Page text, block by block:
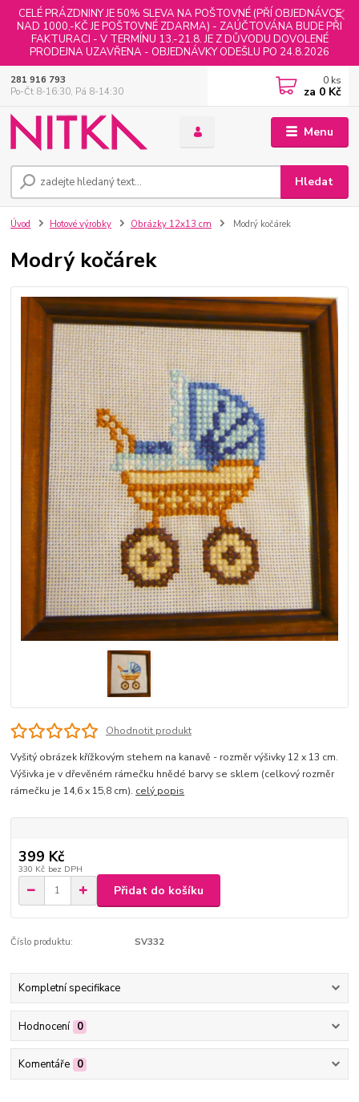
CELÉ PRÁZDNINY JE 50% SLEVA NA POŠTOVNÉ (PŘÍ OBJEDNÁVCE
NAD 1000,-KČ JE POŠTOVNÉ ZDARMA) - ZAÚČTOVÁNA BUDE PŘI
FAKTURACI - V TERMÍNU 13.-21.8. JE Z DŮVODU DOVOLENÉ
PRODEJNA UZAVŘENA - OBJEDNÁVKY ODEŠLU PO 24.8.2026
Menu
Hledat
281 916 793
Po-Čt 8-16:30, Pá 8-14:30
0 ks
za 0 Kč
Úvod Hotové výrobky Obrázky 12x13 cm Modrý kočárek
Modrý kočárek
Ohodnotit produkt
Vyšitý obrázek křížkovým stehem na kanavě - rozměr výšivky 12 x 13 cm.
Výšivka je v dřevěném rámečku hnědé barvy se sklem (celkový rozměr
rámečku je 14,6 x 15,8 cm). celý popis
399 Kč
330 Kč bez DPH
Přidat do košíku
Číslo produktu: SV332
Kompletní specifikace
Hodnocení 0
Komentáře 0